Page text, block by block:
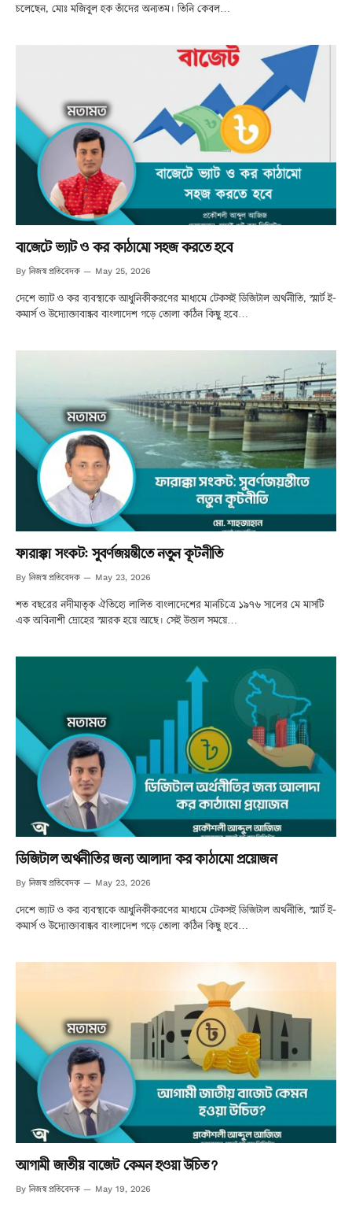
চলেছেন, মোঃ মজিবুল হক তাঁদের অন্যতম। তিনি কেবল…
বাজেটে ভ্যাট ও কর কাঠামো সহজ করতে হবে
By নিজস্ব প্রতিবেদক May 25, 2026
দেশে ভ্যাট ও কর ব্যবস্থাকে আধুনিকীকরণের মাধ্যমে টেকসই ডিজিটাল অর্থনীতি, স্মার্ট ই-
কমার্স ও উদ্যোক্তাবান্ধব বাংলাদেশ গড়ে তোলা কঠিন কিছু হবে…
ফারাক্কা সংকট: সুবর্ণজয়ন্তীতে নতুন কূটনীতি
By নিজস্ব প্রতিবেদক May 23, 2026
শত বছরের নদীমাতৃক ঐতিহ্যে লালিত বাংলাদেশের মানচিত্রে ১৯৭৬ সালের মে মাসটি
এক অবিনাশী দ্রোহের স্মারক হয়ে আছে। সেই উত্তাল সময়ে…
ডিজিটাল অর্থনীতির জন্য আলাদা কর কাঠামো প্রয়োজন
By নিজস্ব প্রতিবেদক May 23, 2026
দেশে ভ্যাট ও কর ব্যবস্থাকে আধুনিকীকরণের মাধ্যমে টেকসই ডিজিটাল অর্থনীতি, স্মার্ট ই-
কমার্স ও উদ্যোক্তাবান্ধব বাংলাদেশ গড়ে তোলা কঠিন কিছু হবে…
আগামী জাতীয় বাজেট কেমন হওয়া উচিত?
By নিজস্ব প্রতিবেদক May 19, 2026